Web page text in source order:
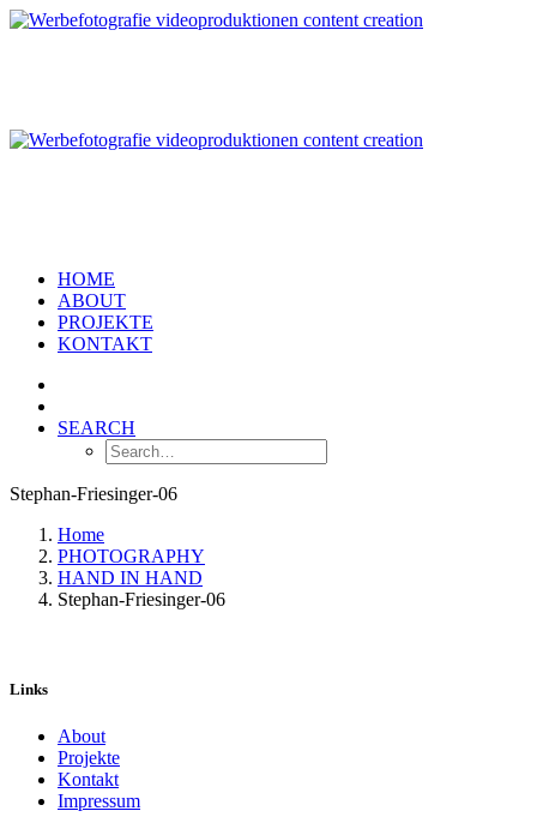
HOME
ABOUT
PROJEKTE
KONTAKT
SEARCH
Stephan-Friesinger-06
Home
PHOTOGRAPHY
HAND IN HAND
Stephan-Friesinger-06
Links
About
Projekte
Kontakt
Impressum